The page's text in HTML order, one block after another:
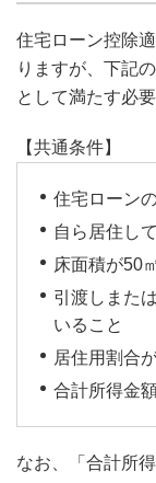
住宅ローン控除
りますが、下記
として満たす必
【共通条件】
住宅ローン
自ら居住し
床面積が50
引渡しまた
いること
居住用割合
合計所得金
なお、「合計所